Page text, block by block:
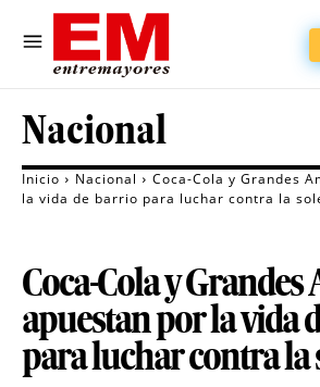
Nacional
Inicio Nacional
Coca-Cola y Grandes
la vida de barrio para luchar contra la
Coca-Cola y Grandes
apuestan por la vida
para luchar contra la